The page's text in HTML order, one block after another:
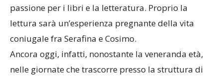
passione per i libri e la letteratura. Proprio la
lettura sarà un’esperienza pregnante della vita
coniugale fra Serafina e Cosimo.
Ancora oggi, infatti, nonostante la veneranda età,
nelle giornate che trascorre presso la struttura di